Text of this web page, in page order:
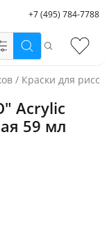
+7 (495) 784-7788
Поиск
/ Краски для
Acrylic
59 мл